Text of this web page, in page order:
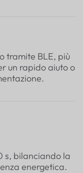
tramite BLE, più
un rapido aiuto o
s, bilanciando la
energetica.